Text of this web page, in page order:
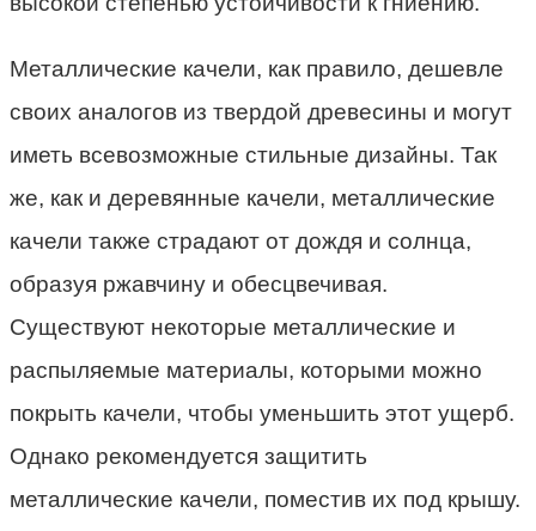
Металлические качели, как правило, дешевле
своих аналогов из твердой древесины и могут
иметь всевозможные стильные дизайны. Так
же, как и деревянные качели, металлические
качели также страдают от дождя и солнца,
образуя ржавчину и обесцвечивая.
Существуют некоторые металлические и
распыляемые материалы, которыми можно
покрыть качели, чтобы уменьшить этот ущерб.
Однако рекомендуется защитить
металлические качели, поместив их под крышу.